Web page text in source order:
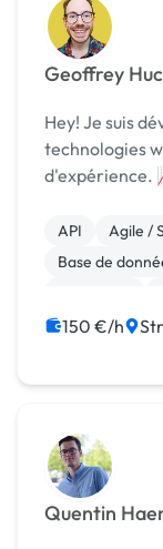
Geoffrey
Hey! Je suis développeur expert dans les
technologies
d'expérience. 📈 Mon expertise technique est large
adaptée à
vendre la
API Agile /
Base de
150 €/h
Quentin